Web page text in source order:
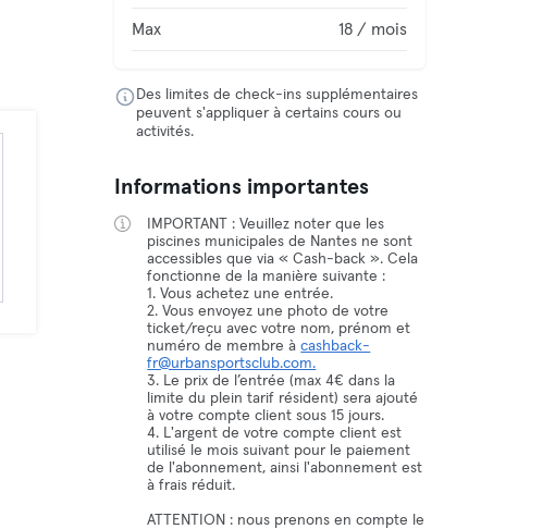
Max 18 / mois
Des limites de check-ins supplémentaires
peuvent s'appliquer à certains cours ou
activités.
Informations importantes
IMPORTANT : Veuillez noter que les
piscines municipales de Nantes ne sont
accessibles que via « Cash-back ». Cela
fonctionne de la manière suivante :
1. Vous achetez une entrée.
2. Vous envoyez une photo de votre
ticket/reçu avec votre nom, prénom et
numéro de membre àcashback-
fr@urbansportsclub.com.
3. Le prix de l’entrée (max 4€ dans la
limite du plein tarif résident) sera ajouté
à votre compte client sous 15 jours.
4. L'argent de votre compte client est
utilisé le mois suivant pour le paiement
de l'abonnement, ainsi l'abonnement est
à frais réduit.
ATTENTION : nous prenons en compte le